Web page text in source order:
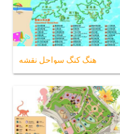
هنگ کنگ سواحل نقشه